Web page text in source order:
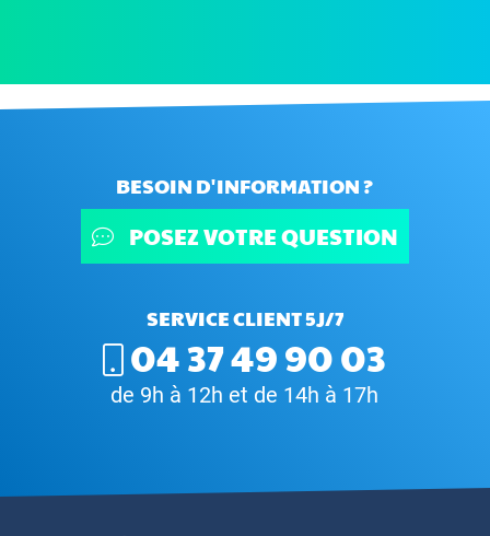
BESOIN D'INFORMATION ?
POSEZ VOTRE QUESTION
SERVICE CLIENT 5J/7
04 37 49 90 03
de 9h à 12h et de 14h à 17h